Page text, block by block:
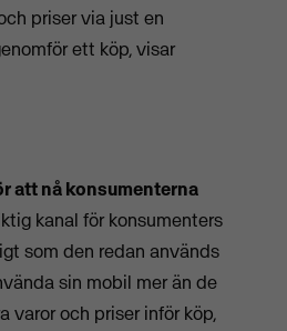
priser via just en
ett köp, visar
att nå konsumenterna
kanal för konsumenters
som den redan används
sin mobil mer än de
varor och priser inför köp,